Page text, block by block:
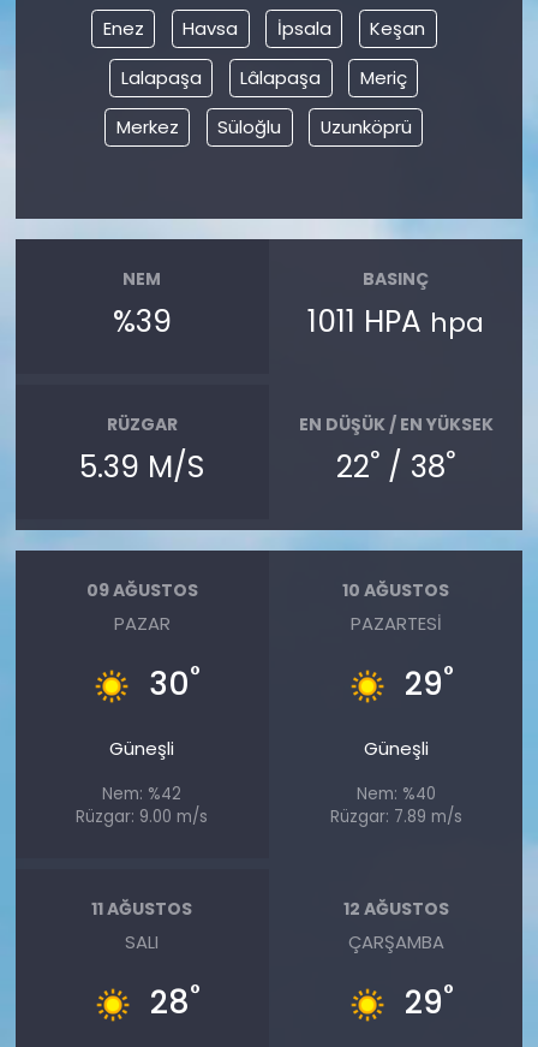
Enez Havsa İpsala
Keşan
Lalapaşa
Lâlapaşa
Meriç
Merkez
Süloğlu Uzunköprü
NEM
%39
BASINÇ
1011 HPA hpa
RÜZGAR
5.39 M/S
EN DÜŞÜK / EN YÜKSEK
22° / 38°
09 AĞUSTOS
PAZAR
30°
Güneşli
Nem: %42
Rüzgar: 9.00 m/s
10 AĞUSTOS
PAZARTESI
29°
Güneşli
Nem: %40
Rüzgar: 7.89 m/s
11 AĞUSTOS
SALI
28°
12 AĞUSTOS
ÇARŞAMBA
29°